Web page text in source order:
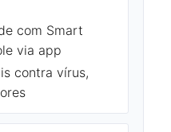
com Smart
via app
contra vírus,